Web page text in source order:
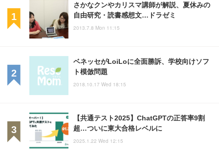
さかなクンやカリスマ講師が解説、夏休みの
自由研究・読書感想文…ドラゼミ
2013.7.8 Mon 11:15
ベネッセがLoiLoに全面勝訴、学校向けソフ
ト模倣問題
2018.10.17 Wed 18:15
【共通テスト2025】ChatGPTの正答率9割
超…ついに東大合格レベルに
2025.1.22 Wed 12:15